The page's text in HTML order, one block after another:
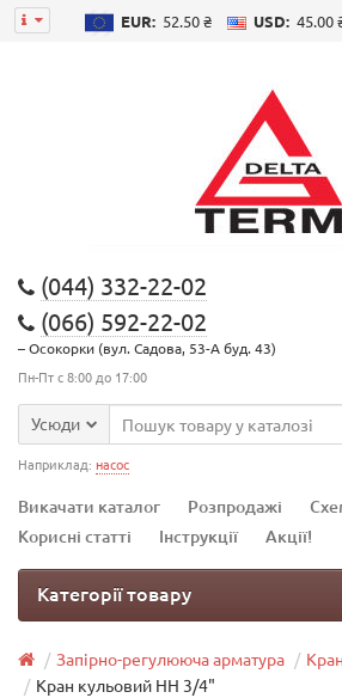
EUR: 52.50 ₴ USD: 45.00
(044) 332-22-02
(066) 592-22-02
– Осокорки (вул. Садова, 53-А буд. 43)
Пн-Пт с 8:00 до 17:00
Усюди
Наприклад: насос
Викачати каталог Розпродажі
Корисні статті
Інструкції Акції!
Категорії товару
Запірно-регулююча арматура
Кран кульовий НН 3/4"